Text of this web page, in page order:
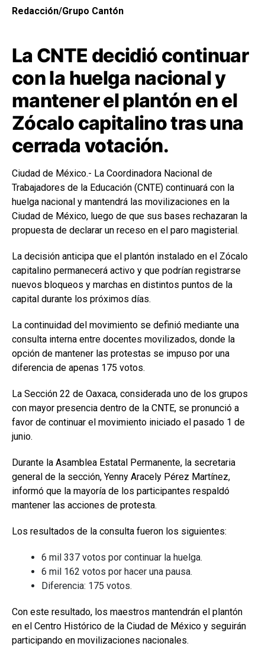
Redacción/Grupo Cantón
La CNTE decidió continuar
con la huelga nacional y
mantener el plantón en el
Zócalo capitalino tras una
cerrada votación.
Ciudad de México.- La Coordinadora Nacional de
Trabajadores de la Educación (CNTE) continuará con la
huelga nacional y mantendrá las movilizaciones en la
Ciudad de México, luego de que sus bases rechazaran la
propuesta de declarar un receso en el paro magisterial.
La decisión anticipa que el plantón instalado en el Zócalo
capitalino permanecerá activo y que podrían registrarse
nuevos bloqueos y marchas en distintos puntos de la
capital durante los próximos días.
La continuidad del movimiento se definió mediante una
consulta interna entre docentes movilizados, donde la
opción de mantener las protestas se impuso por una
diferencia de apenas 175 votos.
La Sección 22 de Oaxaca, considerada uno de los grupos
con mayor presencia dentro de la CNTE, se pronunció a
favor de continuar el movimiento iniciado el pasado 1 de
junio.
Durante la Asamblea Estatal Permanente, la secretaria
general de la sección, Yenny Aracely Pérez Martínez,
informó que la mayoría de los participantes respaldó
mantener las acciones de protesta.
Los resultados de la consulta fueron los siguientes:
6 mil 337 votos por continuar la huelga.
6 mil 162 votos por hacer una pausa.
Diferencia: 175 votos.
Con este resultado, los maestros mantendrán el plantón
en el Centro Histórico de la Ciudad de México y seguirán
participando en movilizaciones nacionales.